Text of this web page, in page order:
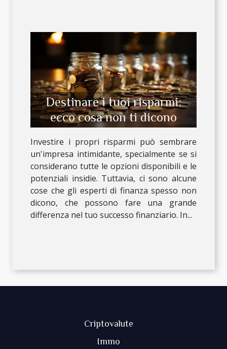
Destinare i tuoi risparmi:
ecco cosa non ti dicono
Investire i propri risparmi può sembrare
un'impresa intimidante, specialmente se si
considerano tutte le opzioni disponibili e le
potenziali insidie. Tuttavia, ci sono alcune
cose che gli esperti di finanza spesso non
dicono, che possono fare una grande
differenza nel tuo successo finanziario. In...
Criptovalute
Immo